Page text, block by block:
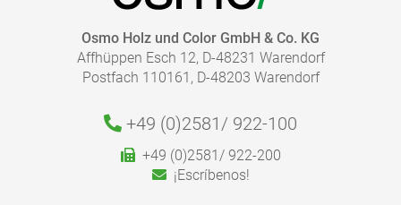
¿EN QUÉ CONDICIONES SE ENCUENTRA LA SUPERFICIE?
Osmo Holz und Color GmbH & Co. KG
Affhüppen Esch 12, D-48231 Warendorf
Postfach 110161, D-48203 Warendorf
+49 (0)2581/ 922-100
+49 (0)2581/ 922-200
¡Escríbenos!